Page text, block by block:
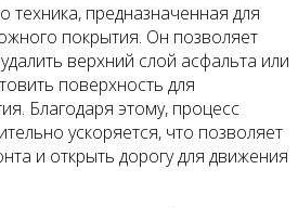
предназначенная для
покрытия. Он позволяет
верхний слой асфальта или
поверхность для
Благодаря этому, процесс
ускоряется, что позволяет
и открыть дорогу для движения